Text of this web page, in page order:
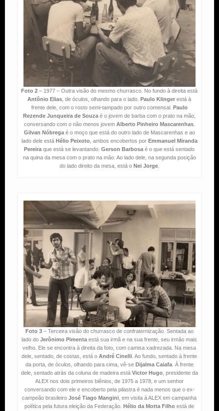
Foto 2 – 1977 – Outra visão do mesmo churrasco. No fundo à direita está
Antônio Elias , de óculos, olhando para o lado.Paulo Klinger está à
frente dele, com o rosto semi-tampado por outro comensal. Paulo
Rezende Junqueira de Souza é o jovem de barba com o prato na mão,
conversando com o não menos jovem Alberto Pinheiro Mascarenhas.
Gilvan Nóbregaé o moço que está do outro lado de Mascarenhas e ao
lado dele está Hélio Peixoto, ambos encobertos por Emmanuel Miranda
Pereira que está se levantando.Gerson Barbosa é o que está sentado
na quina da mesa com o prato na mão. Ao lado dele, na segunda posição
do lado direito da mesa, está o Nei Jorge.
Foto 3– Terceira visão do churrasco de confraternização. Sentada ao
lado doJerônimo Pimenta está sua irmã e na sua frente, seu irmão mais
velho. Ele se encontra à direita da foto, com camisa xadrezada. Na mesa
dele, sentado, de costas, está oAndré Cinelli . Ao fundo, sentado à frente
da porta, de óculos, olhando para cima, vê-se Dijalma Caiafa. À frente
dele, sentado atrás da coluna de madeira está Victor Hugo, presidente da
ALEX nos dois primeiros biênios, de 1975 a 1978, e um senhor
conversando com ele e encoberto pela pilastra é nada menos que o ex-
campeão brasileiroJosé Tiago Mangini , em visita à ALEX em campanha
política pela futura eleição da Federação.Hélio da Motta Filho está de